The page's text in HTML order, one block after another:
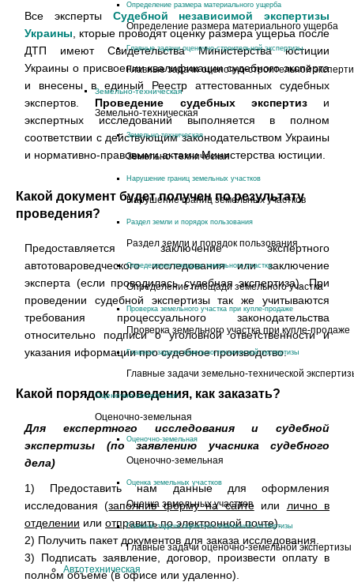
Определение размера материального ущерба
Определение размера материального ущерба
Главные задачи оценочно-строительной экспертизы
Главные задачи оценочно-строительной
Земельно-техническая
Земельно-техническая
Земельно-техническая
Земельно-техническая
Нарушение границ земельных участков
Нарушение границ земельных участков
Раздел земли и порядок пользования
Раздел земли и порядок пользования
Определение площади земельного участка
Определение площади земельного участка
Проверка земельного участка при купле-продаже
Проверка земельного участка при купле-продаже
Главные задачи земельно-технической экспертизы
Главные задачи земельно-технической
Оценочно-земельная
Оценочно-земельная
Оценочно-земельная
Оценочно-земельная
Оценка земельных участков
Оценка земельных участков
Главные задачи оценочно-земельной экспертизы
Главные задачи оценочно-земельной экспертизы
Автотехническая
Все эксперты Судебной независимой экспертизы
Украины , кторые проводят оценку размера ущерьа после
ДТП имеют Свидетельства Министерства юстиции
Украины о присвоении квалификации судебного эксперта
и внесены в единый Реестр аттестованных судебных
экспертов. Проведение судебных экспертизи
экспертных исследований выполняется в полном
соответствии с действующим законодательством Украины
и нормативно-правовыми актами Министерства юстиции.
Какой документ будет получен по результату
проведения?
Предоставляется заключение экспертного
автотовароведческого исследования или заключение
эксперта (если проводилась судебная экспертиза). При
проведении судебной экспертизы так же учитываются
требования процессуального законодательства
относительно подписи о уголовной ответственности и
указания иформации про судебное производство.
Какой порядок проведения, как заказать?
Для експертного исследования и судебной
экспертизы (по заявлению учасника судебного
дела)
1) Предоставить нам данные для оформления
исследования (заполнив форму на сайтеили лично в
отделении или отправить по электронной почте).
2) Получить пакет документов для заказа исследования.
3) Подписать заявление, договор, произвести оплату в
полном объеме (в офисе или удаленно).